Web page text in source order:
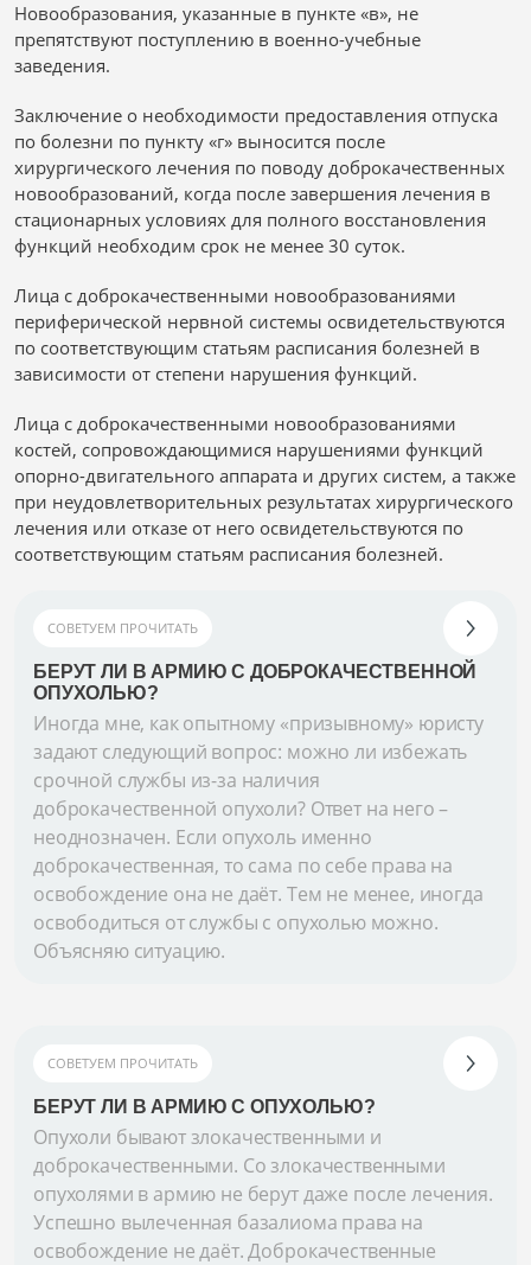
Новообразования, указанные в пункте «в», не
препятствуют поступлению в военно-учебные
заведения.
Заключение о необходимости предоставления отпуска
по болезни по пункту «г» выносится после
хирургического лечения по поводу доброкачественных
новообразований, когда после завершения лечения в
стационарных условиях для полного восстановления
функций необходим срок не менее 30 суток.
Лица с доброкачественными новообразованиями
периферической нервной системы освидетельствуются
по соответствующим статьям расписания болезней в
зависимости от степени нарушения функций.
Лица с доброкачественными новообразованиями
костей, сопровождающимися нарушениями функций
опорно-двигательного аппарата и других систем, а также
при неудовлетворительных результатах хирургического
лечения или отказе от него освидетельствуются по
соответствующим статьям расписания болезней.
СОВЕТУЕМ ПРОЧИТАТЬ
БЕРУТ ЛИ В АРМИЮ С ДОБРОКАЧЕСТВЕННОЙ
ОПУХОЛЬЮ?
Иногда мне, как опытному «призывному» юристу
задают следующий вопрос: можно ли избежать
срочной службы из-за наличия
доброкачественной опухоли? Ответ на него –
неоднозначен. Если опухоль именно
доброкачественная, то сама по себе права на
освобождение она не даёт. Тем не менее, иногда
освободиться от службы с опухолью можно.
Объясняю ситуацию.
СОВЕТУЕМ ПРОЧИТАТЬ
БЕРУТ ЛИ В АРМИЮ С ОПУХОЛЬЮ?
Опухоли бывают злокачественными и
доброкачественными. Со злокачественными
опухолями в армию не берут даже после лечения.
Успешно вылеченная базалиома права на
освобождение не даёт. Доброкачественные